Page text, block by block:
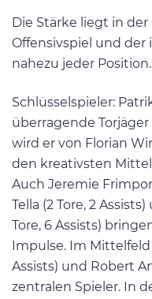
Die Stärke liegt in
Offensivspiel und
nahezu jeder Position.
Schlüsselspieler:
überragende
wird er von Florian
den kreativsten
Auch Jeremie
Tella (2 Tore, 2
Tore, 6 Assists)
Impulse. Im Mittelfeld
Assists) und Robert
zentralen Spieler. In